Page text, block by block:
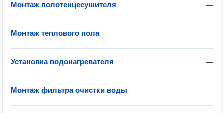
—
Монтаж полотенцесушителя
—
Монтаж теплового пола
—
Установка водонагревателя
—
Монтаж фильтра очистки воды